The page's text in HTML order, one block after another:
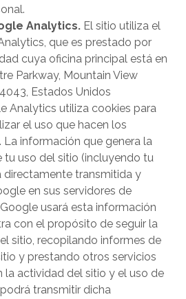
Analytics. El sitio utiliza el
que es prestado por
cuya oficina principal está en
Parkway, Mountain View
Estados Unidos
Analytics utiliza cookies para
el uso que hacen los
La información que genera la
tu uso del sitio (incluyendo tu
directamente transmitida y
en sus servidores de
usará esta información
con el propósito de seguir la
sitio, recopilando informes de
y prestando otros servicios
la actividad del sitio y el uso de
transmitir dicha